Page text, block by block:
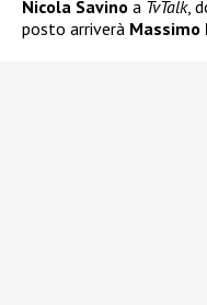
Nicola Savino a TvTalk,
posto arriverà Massimo